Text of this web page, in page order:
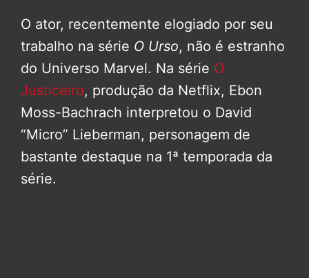
O ator, recentemente elogiado por seu
trabalho na série O Urso, não é estranho
do Universo Marvel. Na série O
Justiceiro, produção da Netflix, Ebon
Moss-Bachrach interpretou o David
“Micro” Lieberman, personagem de
bastante destaque na 1ª temporada da
série.